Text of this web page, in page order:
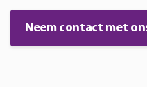
Neem contact met